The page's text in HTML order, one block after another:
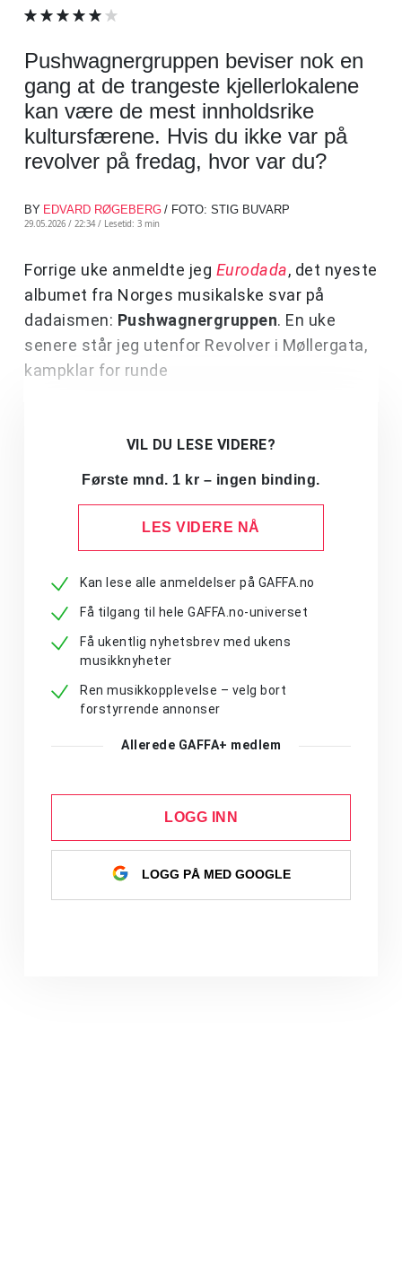
Pushwagnergruppen beviser nok en
gang at de trangeste kjellerlokalene
kan være de mest innholdsrike
kultursfærene. Hvis du ikke var på
revolver på fredag, hvor var du?
BY EDVARD RØGEBERG / FOTO: STIG BUVARP
29.05.2026 / 22:34 / Lesetid: 3 min
Forrige uke anmeldte jeg Eurodada, det nyeste
albumet fra Norges musikalske svar på
dadaismen: Pushwagnergruppen. En uke
senere står jeg utenfor Revolver i Møllergata,
kampklar for runde
VIL DU LESE VIDERE?
Første mnd. 1 kr – ingen binding.
LES VIDERE NÅ
Kan lese alle anmeldelser på GAFFA.no
Få tilgang til hele GAFFA.no-universet
Få ukentlig nyhetsbrev med ukens
musikknyheter
Ren musikkopplevelse – velg bort
forstyrrende annonser
Allerede GAFFA+ medlem
LOGG INN
LOGG PÅ MED GOOGLE